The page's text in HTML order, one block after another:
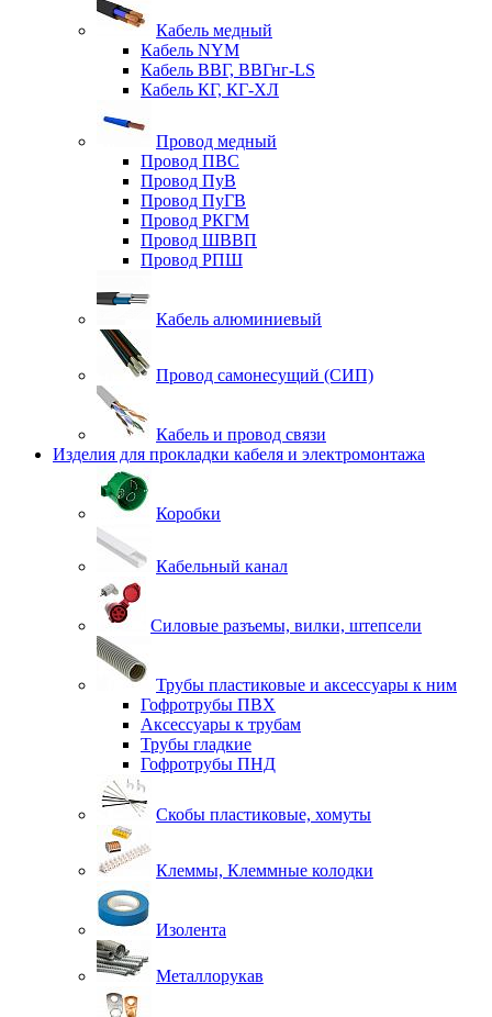
Кабель медный
Кабель NYM
Кабель ВВГ, ВВГнг-LS
Кабель КГ, КГ-ХЛ
Провод медный
Провод ПВС
Провод ПуВ
Провод ПуГВ
Провод РКГМ
Провод ШВВП
Провод РПШ
Кабель алюминиевый
Провод самонесущий (СИП)
Кабель и провод связи
Изделия для прокладки кабеля и электромонтажа
Коробки
Кабельный канал
Силовые разъемы, вилки, штепсели
Трубы пластиковые и аксессуары к ним
Гофротрубы ПВХ
Аксессуары к трубам
Трубы гладкие
Гофротрубы ПНД
Скобы пластиковые, хомуты
Клеммы, Клеммные колодки
Изолента
Металлорукав